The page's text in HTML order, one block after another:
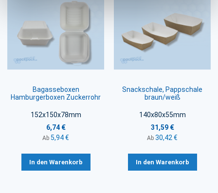
Bagasseboxen
Hamburgerboxen Zuckerrohr
152x150x78mm
6,74 €
Ab 5,94 €
In den Warenkorb
Snackschale, Pappschale
braun/weiß
140x80x55mm
31,59 €
Ab 30,42 €
In den Warenkorb